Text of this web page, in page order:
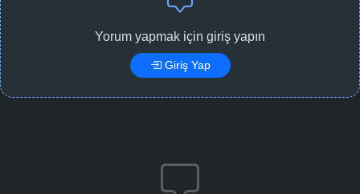
Yorum yapmak için giriş yapın
Giriş Yap